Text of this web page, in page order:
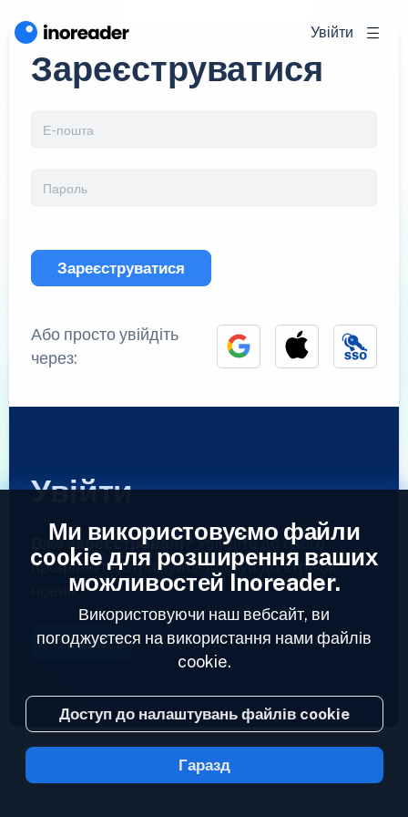
Увійти
Зареєструватися
Зареєструватися
Або просто увійдіть
через:
Увійти
Вже зареєстровані? Увійдіть до свого
профілю та отримуйте доступ до стрічок
новин.
Увійти
2023 © Inoreader
Ми використовуємо файли
cookie для розширення ваших
можливостей Inoreader.
Використовуючи наш вебсайт, ви
погоджуєтеся на використання нами файлів
cookie.
Доступ до налаштувань файлів cookie
Гаразд